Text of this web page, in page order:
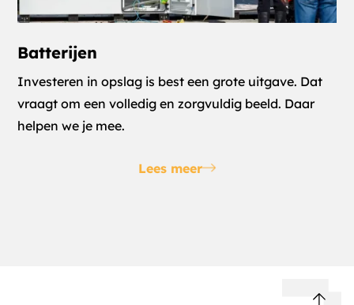
Batterijen
Investeren in opslag is best een grote uitgave. Dat
vraagt om een volledig en zorgvuldig beeld. Daar
helpen we je mee.
Lees meer